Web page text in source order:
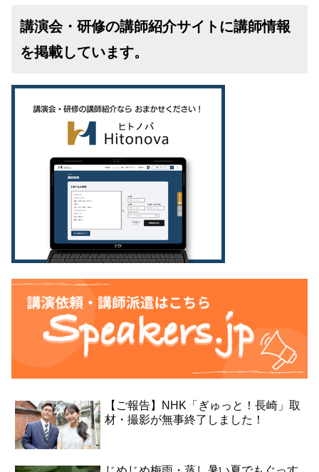
講演会・研修の講師紹介サイトに講師情報
を掲載しています。
【ご報告】NHK「ぎゅっと！長崎」取
材・撮影が無事終了しました！